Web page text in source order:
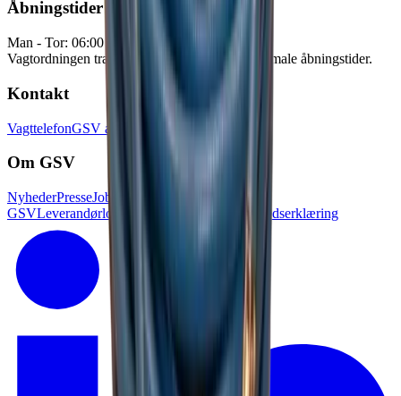
Åbningstider
Man - Tor: 06:00 - 16:30
Fre: 06:00 - 15:00
Vagtordningen træder i kraft udenfor vores normale åbningstider.
Kontakt
VagttelefonGSV afdelinger
Om GSV
NyhederPresseJob i
GSVLeverandørlogin Tilgænglighedserklæring